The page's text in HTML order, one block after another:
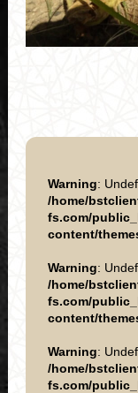
Warning:
/home/
fs.com/
content/
Warning:
/home/
fs.com/
content/
Warning:
/home/
fs.com/